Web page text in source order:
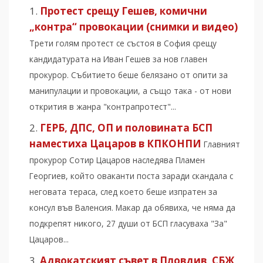
Протест срещу Гешев, комични
„контра“ провокации (снимки и видео)
Трети голям протест се състоя в София срещу
кандидатурата на Иван Гешев за нов главен
прокурор. Събитието беше белязано от опити за
манипулации и провокации, а също така - от нови
открития в жанра "контрапротест"...
ГЕРБ, ДПС, ОП и половината БСП
наместиха Цацаров в КПКОНПИ Главният
прокурор Сотир Цацаров наследява Пламен
Георгиев, който оваканти поста заради скандала с
неговата тераса, след което беше изпратен за
консул във Валенсия. Макар да обявиха, че няма да
подкрепят никого, 27 души от БСП гласуваха "За"
Цацаров...
Адвокатският съвет в Пловдив, СБЖ